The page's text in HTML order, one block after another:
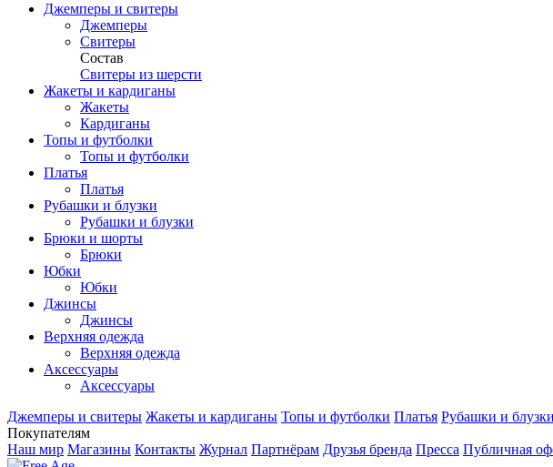
Джемперы и свитеры
Джемперы
Свитеры
Состав
Свитеры из шерсти
Жакеты и кардиганы
Жакеты
Кардиганы
Топы и футболки
Топы и футболки
Платья
Платья
Рубашки и блузки
Рубашки и блузки
Брюки и шорты
Брюки
Юбки
Юбки
Джинсы
Джинсы
Верхняя одежда
Верхняя одежда
Аксесcуары
Аксесcуары
Джемперы и свитеры Жакеты и кардиганы Топы и футболки Платья Рубашки и блузки
Покупателям
Наш мир Магазины Контакты Журнал Партнёрам Друзья бренда Пресса Публичная